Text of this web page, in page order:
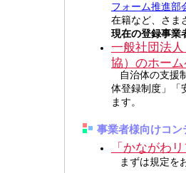
フォーム推進部
在籍など、さま
現在の登録事業
一般社団法
協）のホーム
自治体の支援
体登録制度」「
ます。
事業者様向けコン
「かながわ
まずは規定を